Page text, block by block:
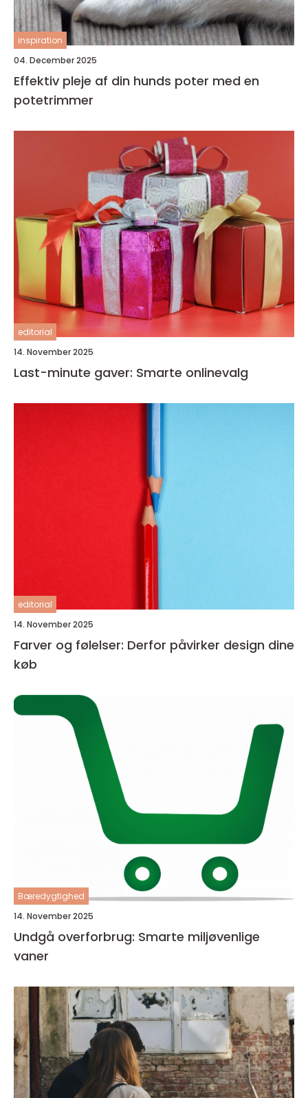
inspiration
04. December 2025
Effektiv pleje af din hunds poter med en
potetrimmer
editorial
14. November 2025
Last-minute gaver: Smarte onlinevalg
editorial
14. November 2025
Farver og følelser: Derfor påvirker design dine
køb
Bæredygtighed
14. November 2025
Undgå overforbrug: Smarte miljøvenlige
vaner